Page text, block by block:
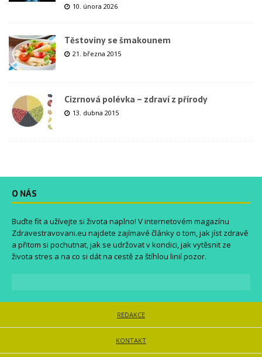
10. února 2026
Těstoviny se šmakounem
21. března 2015
Cizrnová polévka – zdraví z přírody
13. dubna 2015
O NÁS
Buďte fit a užívejte si života naplno! V internetovém magazínu
Zdravestravovani.eu najdete zajímavé články o tom, jak jíst zdravě
a přitom si pochutnat, jak se udržovat v kondici, jak vytěsnit ze
života stres a na co si dát na cestě za štíhlou linií pozor.
REDAKCE
KONTAKT